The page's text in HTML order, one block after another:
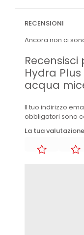
RECENSIONI
Ancora non ci
Recensisci
Hydra
acqua
Il tuo indirizzo
obbligatori sono
La tua valutazione